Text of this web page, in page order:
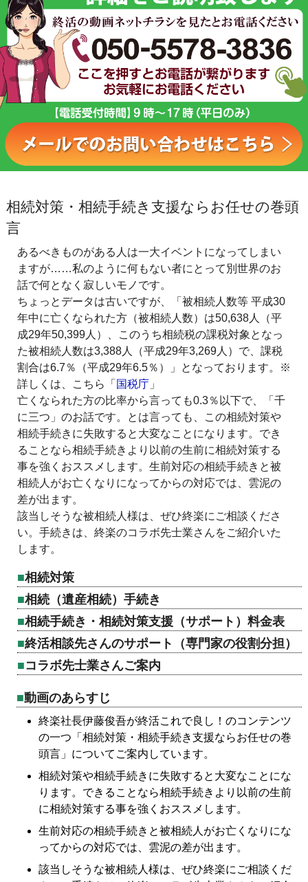
相続対策・相続手続き支援ならお任せの巻頭
言
あるべきものがある人は一大イベントになってしまい
ますが……私のように何もない者にとって別世界のお
話で何となく寂しいモノです。
ちょっとデータは古いですが、「被相続人数等 平成30
年中に亡くなられた方（被相続人数）は50,638人（平
成29年50,399人）、このうち相続税の課税対象となっ
た被相続人数は3,388人（平成29年3,269人）で、課税
割合は6.7％（平成29年6.5％）」となっております。※
詳しくは、こちら「 国税庁」
亡くなられた方の比率から言っても0.3％以下で、「千
に三つ」のお話です。とは言っても、この相続対策や
相続手続きに失敗すると大変なことになります。でき
ることなら相続手続きより以前の生前に相続対策する
事を強くおススメします。生前対応の相続手続きと被
相続人がお亡くなりになってからの対応では、雲泥の
差が出ます。
該当しそうな被相続人様は、ぜひ終楽にご相談くださ
い。手続きは、終楽のコラボ先士業さんをご紹介いた
します。
相続対策
相続（遺産相続）手続き
相続手続き・相続対策支援（サポート）料金表
終活相談先さんのサポート（専門家の役割分担）
コラボ先士業さんご案内
動画のあらすじ
終楽社長伊藤俊吾が終活これで良し！のコンテンツ
の一つ「相続対策・相続手続き支援ならお任せの巻
頭言」についてご案内しています。
相続対策や相続手続きに失敗すると大変なことにな
ります。できることなら相続手続きより以前の生前
に相続対策する事を強くおススメします。
生前対応の相続手続きと被相続人がお亡くなりにな
ってからの対応では、雲泥の差が出ます。
該当しそうな被相続人様は、ぜひ終楽にご相談くだ